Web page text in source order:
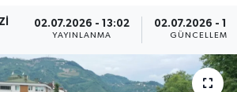
02.07.2026 - 13:02
YAYINLANMA
02.07.2026 -
GÜNCELLEME